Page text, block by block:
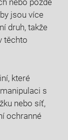
nebo pozdě
jsou více
druh, takže
těchto
‌které
s
nebo síť,
⁣ochranné